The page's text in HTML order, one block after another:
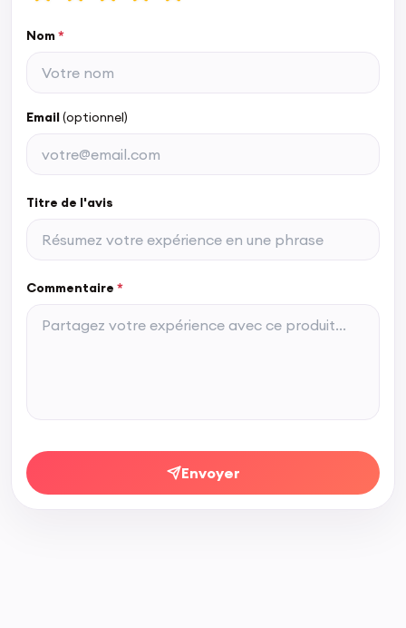
Nom*
Email(optionnel)
Titre de l'avis
Commentaire *
Envoyer